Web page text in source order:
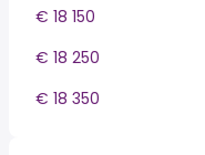
€ 18 150
€ 18 250
€ 18 350